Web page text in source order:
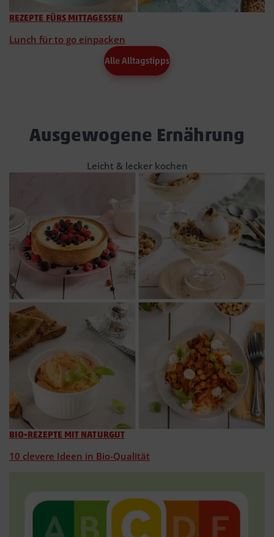
REZEPTE FÜRS MITTAGESSEN
Lunch für to go einpacken
Alle Alltagstipps
Ausgewogene Ernährung
Leicht & lecker kochen
BIO-REZEPTE MIT NATURGUT
10 clevere Ideen in Bio-Qualität